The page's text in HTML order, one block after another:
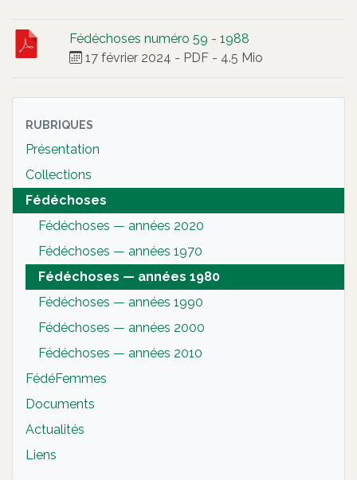
Fédéchoses numéro 59 - 1988
17 février 2024 - PDF - 4.5 Mio
RUBRIQUES
Présentation
Collections
Fédéchoses
Fédéchoses — années 2020
Fédéchoses — années 1970
Fédéchoses — années 1980
Fédéchoses — années 1990
Fédéchoses — années 2000
Fédéchoses — années 2010
FédéFemmes
Documents
Actualités
Liens